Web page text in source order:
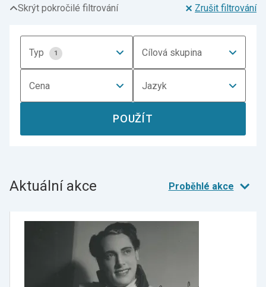
Skrýt pokročilé filtrování Zrušit filtrování
Typ 1 Cílová skupina
Cena Jazyk
POUŽÍT
Aktuální akce Proběhlé akce